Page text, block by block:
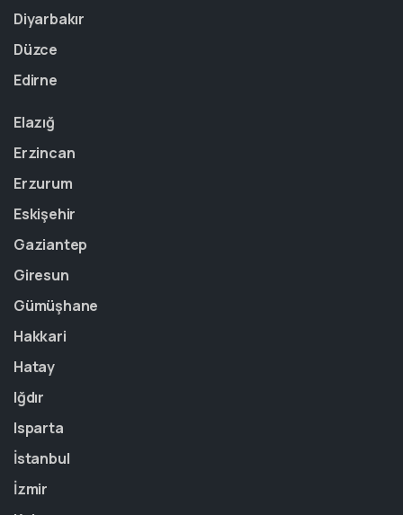
Diyarbakır
Düzce
Edirne
Elazığ
Erzincan
Erzurum
Eskişehir
Gaziantep
Giresun
Gümüşhane
Hakkari
Hatay
Iğdır
Isparta
İstanbul
İzmir